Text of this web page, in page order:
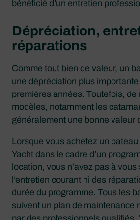
bénéficié d’un entretien
Dépréciation,
réparations
Comme tout bien de valeur, un
une dépréciation plus
premières années. Toutefois, de
modèles, notamment les
généralement une bonne valeur
Lorsque vous achetez un
Yacht dans le cadre d’un
location, vous n’avez pas à vous
l’entretien courant ni des
durée du programme. Tous les
suivent un plan de maintenance